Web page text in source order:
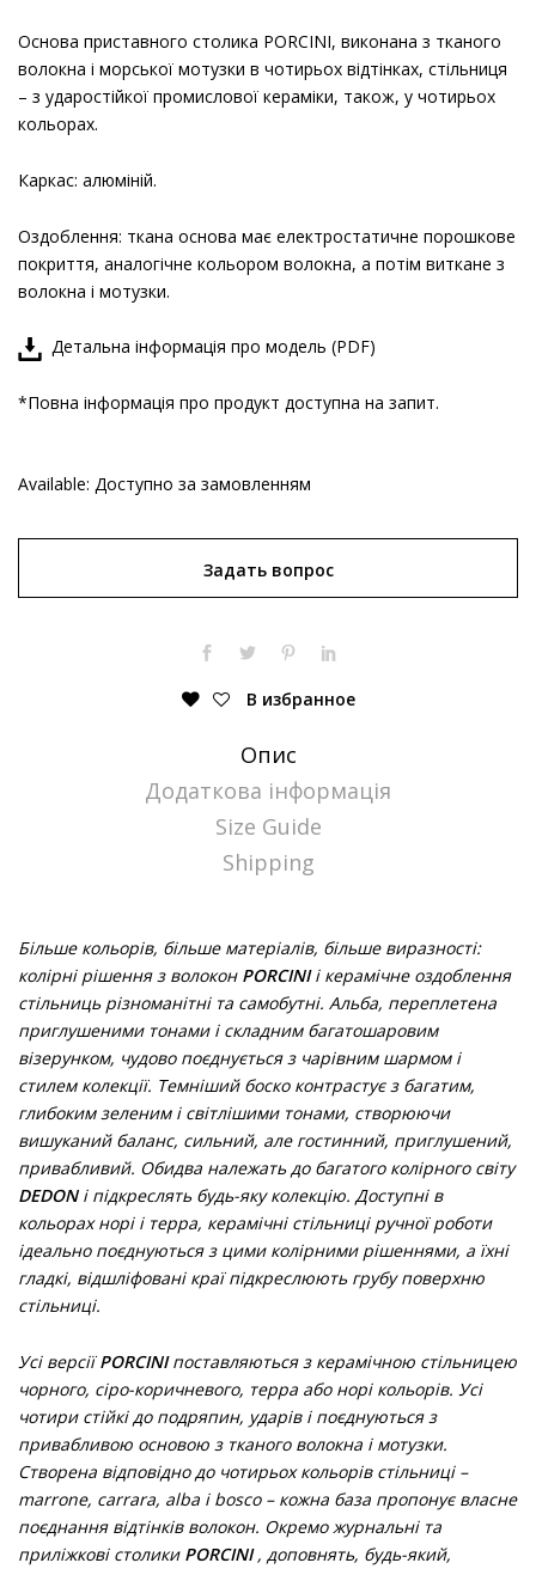
Основа приставного столика PORCINI, виконана з тканого
волокна і морської мотузки в чотирьох відтінках, стільниця
– з ударостійкої промислової кераміки, також, у чотирьох
кольорах.
Каркас: алюміній.
Оздоблення: ткана основа має електростатичне порошкове
покриття, аналогічне кольором волокна, а потім виткане з
волокна і мотузки.
Детальна інформація про модель (PDF)
*Повна інформація про продукт доступна на запит.
Available: Доступно за замовленням
Задать вопрос
В избранное
Опис
Додаткова інформація
Size Guide
Shipping
Більше кольорів, більше матеріалів, більше виразності:
колірні рішення з волокон PORCINIі керамічне оздоблення
стільниць різноманітні та самобутні. Альба, переплетена
приглушеними тонами і складним багатошаровим
візерунком, чудово поєднується з чарівним шармом і
стилем колекції. Темніший боско контрастує з багатим,
глибоким зеленим і світлішими тонами, створюючи
вишуканий баланс, сильний, але гостинний, приглушений,
привабливий. Обидва належать до багатого колірного світу
DEDONі підкреслять будь-яку колекцію. Доступні в
кольорах норі і терра, керамічні стільниці ручної роботи
ідеально поєднуються з цими колірними рішеннями, а їхні
гладкі, відшліфовані краї підкреслюють грубу поверхню
стільниці.
Усі версіїPORCINIпоставляються з керамічною стільницею
чорного, сіро-коричневого, терра або норі кольорів. Усі
чотири стійкі до подряпин, ударів і поєднуються з
привабливою основою з тканого волокна і мотузки.
Створена відповідно до чотирьох кольорів стільниці –
marrone, carrara, alba і bosco – кожна база пропонує власне
поєднання відтінків волокон. Окремо журнальні та
приліжкові столики PORCINI, доповнять, будь-який,